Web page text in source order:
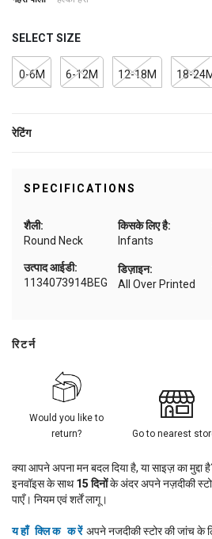
SELECT SIZE
0-6M 6-12M 12-18M 18-
रेटिंग
SPECIFICATIONS
शैली:
Round Neck
किसके लिए है:
Infants
डिज़ाइन:
All Over Printed
उत्पाद आईडी:
1134073914BEG
रिटर्न
Would you like to
return?
Go to nearest
क्या आपने अपना मन बदल दिया है, या साइज़ का
इनवॉइस के साथ15 दिनोंके अंदर अपने नज़दीकी
पाएँ। नियम एवं शर्तें लागू।
यहाँ क्लिक करें अपने नजदीकी स्टोर की जांच के